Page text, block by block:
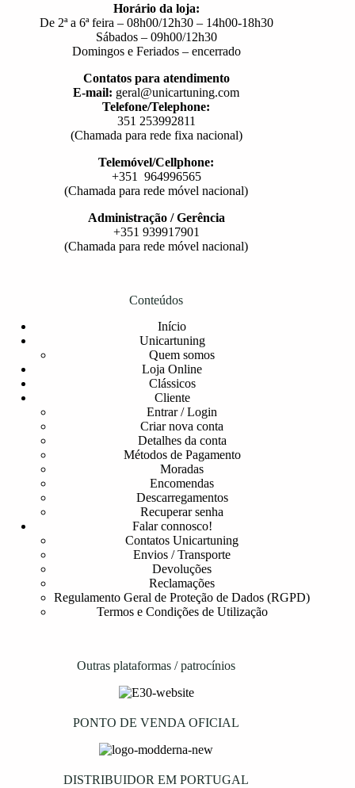
Horário da loja:
De 2ª a 6ª feira – 08h00/12h30 – 14h00-18h30
Sábados – 09h00/12h30
Domingos e Feriados – encerrado
Contatos para atendimento
E-mail: geral@unicartuning.com
Telefone/Telephone:
351 253992811
(Chamada para rede fixa nacional)
Telemóvel/Cellphone:
+351 964996565
(Chamada para rede móvel nacional)
Administração / Gerência
+351 939917901
(Chamada para rede móvel nacional)
Conteúdos
Início
Unicartuning
Quem somos
Loja Online
Clássicos
Cliente
Entrar / Login
Criar nova conta
Detalhes da conta
Métodos de Pagamento
Moradas
Encomendas
Descarregamentos
Recuperar senha
Falar connosco!
Contatos Unicartuning
Envios / Transporte
Devoluções
Reclamações
Regulamento Geral de Proteção de Dados (RGPD)
Termos e Condições de Utilização
Outras plataformas / patrocínios
PONTO DE VENDA OFICIAL
DISTRIBUIDOR EM PORTUGAL